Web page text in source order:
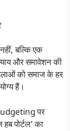
बल्कि एक
और समावेशन की
को समाज के हर
हैं।
budgeting पर
पोर्टल’ का